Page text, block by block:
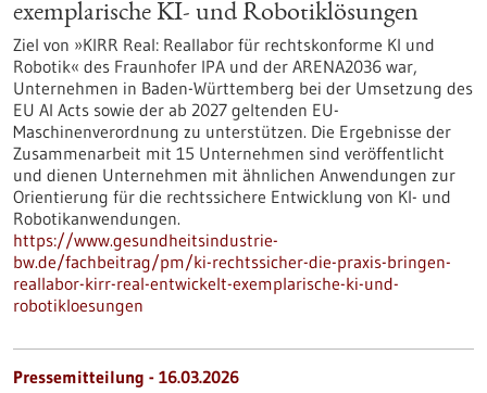
exemplarische KI- und Robotiklösungen
Ziel von »KIRR Real: Reallabor für rechtskonforme KI und
Robotik« des Fraunhofer IPA und der ARENA2036 war,
Unternehmen in Baden-Württemberg bei der Umsetzung des
EU AI Acts sowie der ab 2027 geltenden EU-
Maschinenverordnung zu unterstützen. Die Ergebnisse der
Zusammenarbeit mit 15 Unternehmen sind veröffentlicht
und dienen Unternehmen mit ähnlichen Anwendungen zur
Orientierung für die rechtssichere Entwicklung von KI- und
Robotikanwendungen.
https://www.gesundheitsindustrie-
bw.de/fachbeitrag/pm/ki-rechtssicher-die-praxis-bringen-
reallabor-kirr-real-entwickelt-exemplarische-ki-und-
robotikloesungen
Pressemitteilung - 16.03.2026